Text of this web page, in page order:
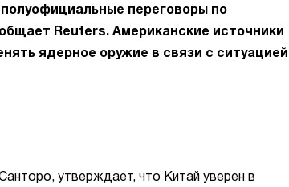
переговоры по
Reuters. Американские источники
ядерное оружие в связи с ситуацией
утверждает, что Китай уверен в